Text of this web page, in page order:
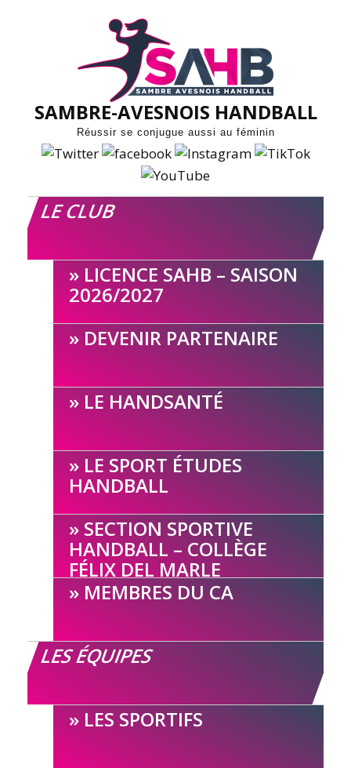
SAMBRE-AVESNOIS HANDBALL
Réussir se conjugue aussi au féminin
LE CLUB
LICENCE SAHB – SAISON
2026/2027
DEVENIR PARTENAIRE
LE HANDSANTÉ
LE SPORT ÉTUDES
HANDBALL
SECTION SPORTIVE
HANDBALL – COLLÈGE
FÉLIX DEL MARLE
MEMBRES DU CA
LES ÉQUIPES
LES SPORTIFS